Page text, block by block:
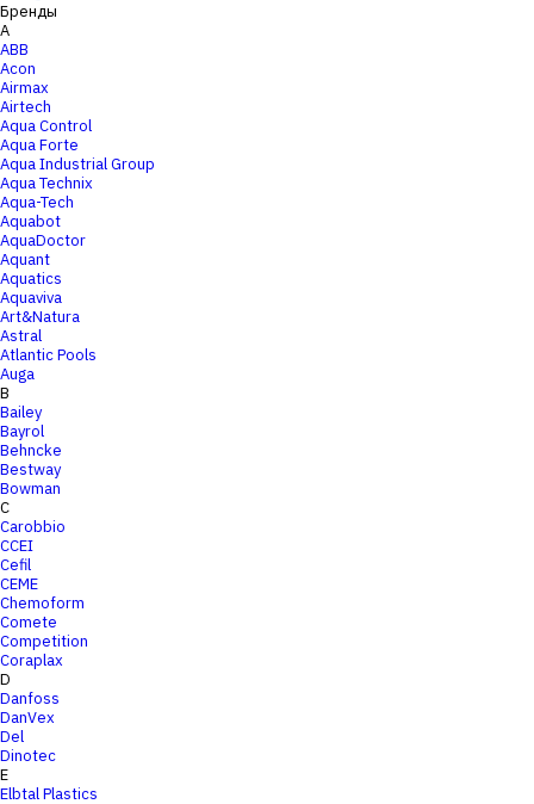
Бренды
A
ABB
Acon
Airmax
Airtech
Aqua Control
Aqua Forte
Aqua Industrial Group
Aqua Technix
Aqua-Tech
Aquabot
AquaDoctor
Aquant
Aquatics
Aquaviva
Art&Natura
Astral
Atlantic Pools
Auga
B
Bailey
Bayrol
Behncke
Bestway
Bowman
C
Carobbio
CCEI
Cefil
CEME
Chemoform
Comete
Competition
Coraplax
D
Danfoss
DanVex
Del
Dinotec
E
Elbtal Plastics